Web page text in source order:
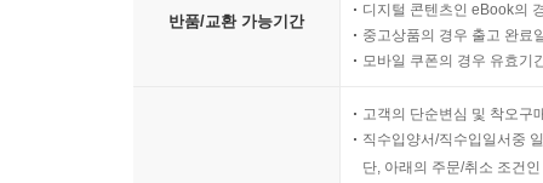
반품/교환 가능기간
디지털 콘텐츠인 eBook의
중고상품의 경우 출고 완료
모바일 쿠폰의 경우 유효기
고객의 단순변심 및 착오구
직수입양서/직수입일서중
단, 아래의 주문/취소 조건